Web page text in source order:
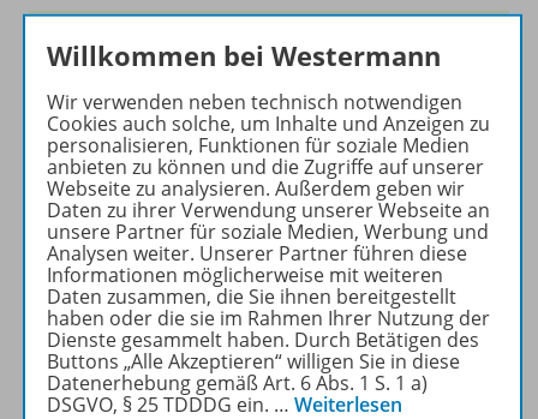
Frische Ideen für den
Englischunterricht!
Ihr Wegweiser zu den
wichtigsten Seiten von PRAXIS
ENGLISCH:
zu den Abo-Angeboten
zum Zeitschriftenkiosk
zum Online-Archiv
Mehr zur Zeitschrift
Willkommen bei Westermann
Wir verwenden neben technisch notwendigen
Cookies auch solche, um Inhalte und Anzeigen zu
personalisieren, Funktionen für soziale Medien
anbieten zu können und die Zugriffe auf unserer
Webseite zu analysieren. Außerdem geben wir
Daten zu ihrer Verwendung unserer Webseite an
unsere Partner für soziale Medien, Werbung und
Analysen weiter. Unserer Partner führen diese
Informationen möglicherweise mit weiteren
Daten zusammen, die Sie ihnen bereitgestellt
haben oder die sie im Rahmen Ihrer Nutzung der
Dienste gesammelt haben. Durch Betätigen des
Buttons „Alle Akzeptieren“ willigen Sie in diese
Datenerhebung gemäß Art. 6 Abs. 1 S. 1 a)
DSGVO, § 25 TDDDG ein. … Weiterlesen